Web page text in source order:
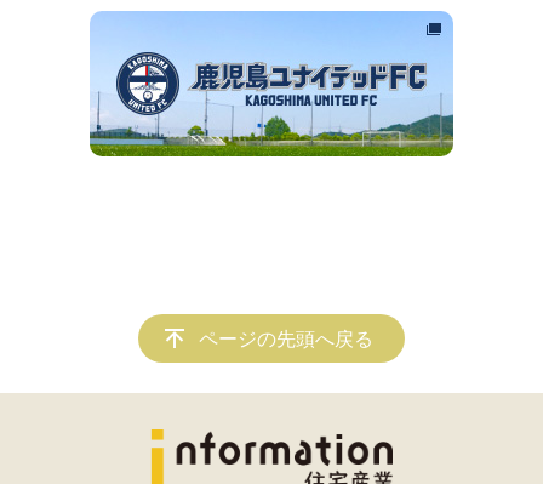
ページの先頭へ戻る